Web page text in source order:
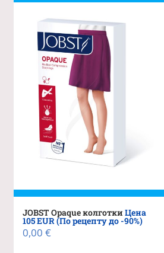
JOBST Opaque колготкиЦена
105 EUR (По рецепту до -90%)
0,00€